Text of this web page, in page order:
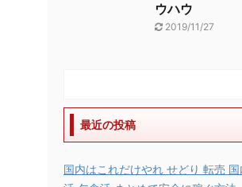
ウハウ
2019/11/27
最近の投稿
国内はこれだけやれ せどり 転売 国